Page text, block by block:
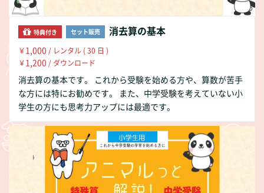
特典付き セット販売 消去算の基本
￥1,000 / レンタル ( 30 日 )
￥1,200 / ダウンロード
消去算の基本です。 これから受験を始める方や、算数が苦手
な方には特にお勧めです。 また、中学受験を考えていない小
学生の方にも思考力アップには最適です。